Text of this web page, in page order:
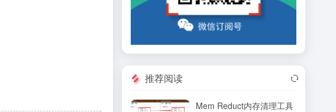
推荐阅读
Mem Reduct内存清理工具